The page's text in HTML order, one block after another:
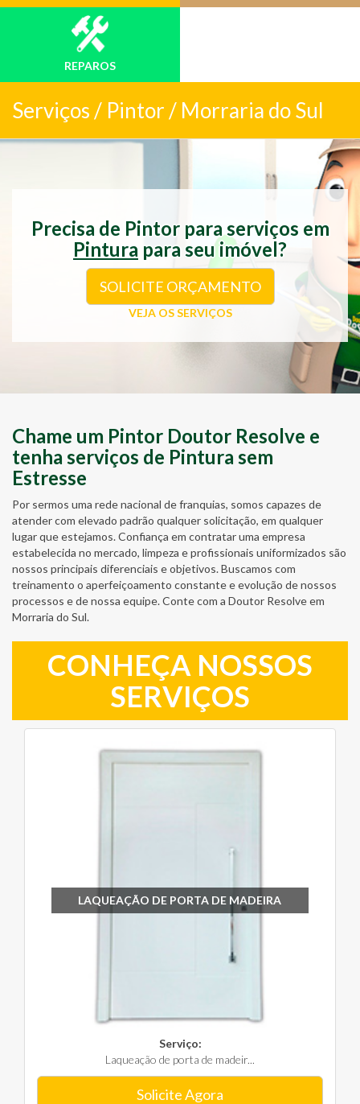
REPAROS
Serviços / Pintor / Morraria do Sul
Precisa de Pintor para serviços em
Pintura para seu imóvel?
SOLICITE ORÇAMENTO
VEJA OS SERVIÇOS
Chame um Pintor Doutor Resolve e
tenha serviços de Pintura sem
Estresse
Por sermos uma rede nacional de franquias, somos capazes de
atender com elevado padrão qualquer solicitação, em qualquer
lugar que estejamos. Confiança em contratar uma empresa
estabelecida no mercado, limpeza e profissionais uniformizados são
nossos principais diferenciais e objetivos. Buscamos com
treinamento o aperfeiçoamento constante e evolução de nossos
processos e de nossa equipe. Conte com a Doutor Resolve em
Morraria do Sul.
CONHEÇA NOSSOS
SERVIÇOS
LAQUEAÇÃO DE PORTA DE MADEIRA
Serviço:
Laqueação de porta de madeir...
Solicite Agora